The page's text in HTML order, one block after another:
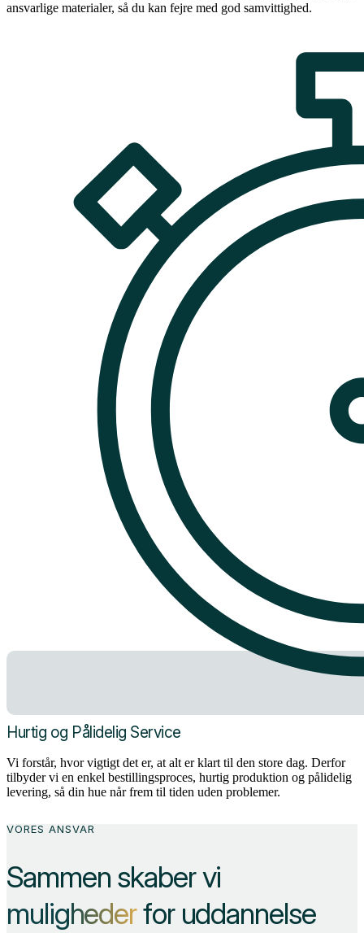
ansvarlige materialer, så du kan fejre med god samvittighed.
Hurtig og Pålidelig Service
Vi forstår, hvor vigtigt det er, at alt er klart til den store dag. Derfor
tilbyder vi en enkel bestillingsproces, hurtig produktion og pålidelig
levering, så din hue når frem til tiden uden problemer.
VORES ANSVAR
Sammen skaber vi
mulighederfor uddannelse